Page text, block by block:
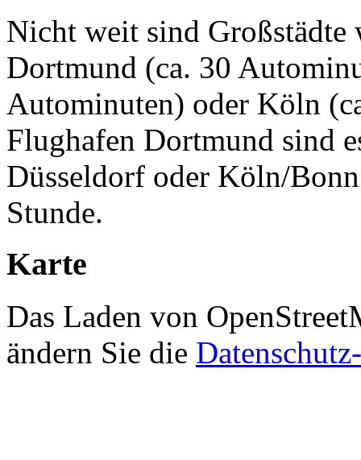
Nicht weit sind Großstädte
Dortmund (ca. 30
Autominuten) oder Köln
Flughafen Dortmund sind
Düsseldorf oder Köln/
Stunde.
Karte
Das Laden von
ändern Sie die